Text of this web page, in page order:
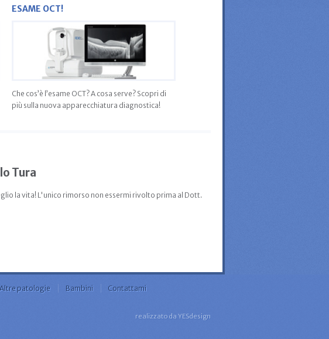
ESAME OCT!
Che cos’è l’esame OCT? A cosa serve? Scopri di
più sulla nuova apparecchiatura diagnostica!
Tura
la vita! L'unico rimorso non essermi rivolto prima al Dott.
Altre patologie Bambini Contattami
realizzato daYESdesign